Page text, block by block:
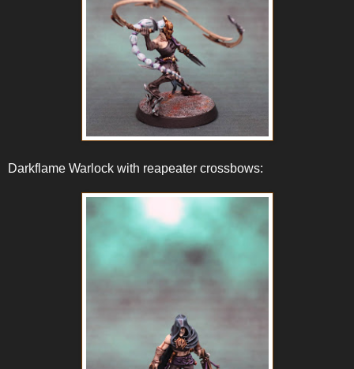
Darkflame Warlock with reapeater crossbows: